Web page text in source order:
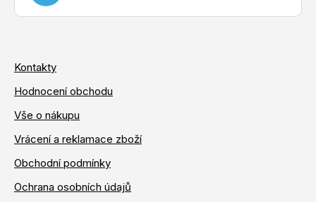
Kontakty
Hodnocení obchodu
Vše o nákupu
Vrácení a reklamace zboží
Obchodní podmínky
Ochrana osobních údajů